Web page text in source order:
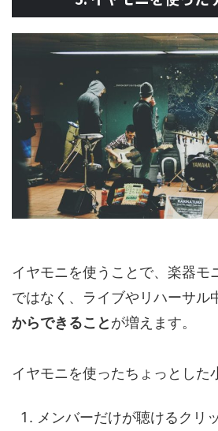
イヤモニを使うことで、楽器モ
ではなく、ライブやリハーサル
からできることが増えます。
イヤモニを使ったちょっとした
メンバーだけが聴けるクリ